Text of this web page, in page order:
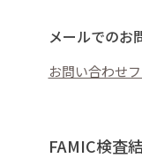
メールでのお
お問い合わせ
FAMIC検査